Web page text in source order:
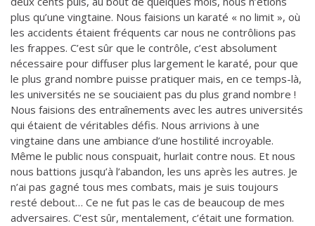
plus qu’une vingtaine. Nous faisions un karaté « no limit », où
les accidents étaient fréquents car nous ne contrôlions pas
les frappes. C’est sûr que le contrôle, c’est absolument
nécessaire pour diffuser plus largement le karaté, pour que
le plus grand nombre puisse pratiquer mais, en ce temps-là,
les universités ne se souciaient pas du plus grand nombre !
Nous faisions des entraînements avec les autres universités
qui étaient de véritables défis. Nous arrivions à une
vingtaine dans une ambiance d’une hostilité incroyable.
Même le public nous conspuait, hurlait contre nous. Et nous
nous battions jusqu’à l’abandon, les uns après les autres. Je
n’ai pas gagné tous mes combats, mais je suis toujours
resté debout… Ce ne fut pas le cas de beaucoup de mes
adversaires. C’est sûr, mentalement, c’était une formation.